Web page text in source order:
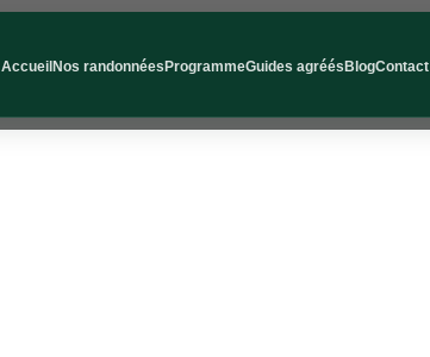
Accueil Nos randonnées ProgrammeGuides agréés BlogContact